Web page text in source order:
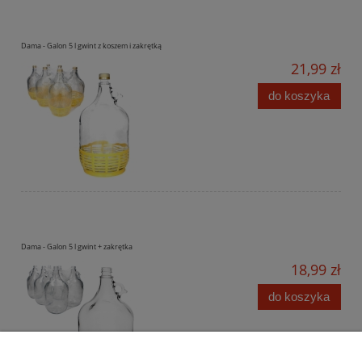
Dama - Galon 5 l gwint z koszem i zakrętką
21,99 zł
do koszyka
Dama - Galon 5 l gwint + zakrętka
18,99 zł
do koszyka